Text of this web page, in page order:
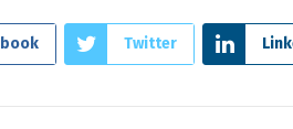
Twitter